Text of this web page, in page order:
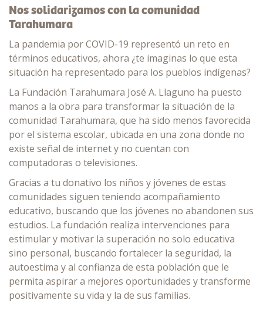
Nos solidarizamos con la comunidad
Tarahumara
La pandemia por COVID-19 representó un reto en
términos educativos, ahora ¿te imaginas lo que esta
situación ha representado para los pueblos indígenas?
La Fundación Tarahumara José A. Llaguno ha puesto
manos a la obra para transformar la situación de la
comunidad Tarahumara, que ha sido menos favorecida
por el sistema escolar, ubicada en una zona donde no
existe señal de internet y no cuentan con
computadoras o televisiones.
Gracias a tu donativo los niños y jóvenes de estas
comunidades siguen teniendo acompañamiento
educativo, buscando que los jóvenes no abandonen sus
estudios. La fundación realiza intervenciones para
estimular y motivar la superación no solo educativa
sino personal, buscando fortalecer la seguridad, la
autoestima y al confianza de esta población que le
permita aspirar a mejores oportunidades y transforme
positivamente su vida y la de sus familias.